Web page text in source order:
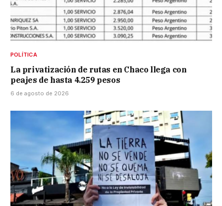
POLÍTICA
La privatización de rutas en Chaco llega con
peajes de hasta 4.259 pesos
6 de agosto de 2026